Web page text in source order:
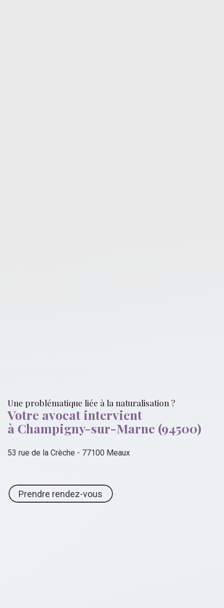
Une problématique liée à la naturalisation ?
Votre avocat intervient
à Champigny-sur-Marne (94500)
53 rue de la Crèche - 77100 Meaux
Prendre rendez-vous